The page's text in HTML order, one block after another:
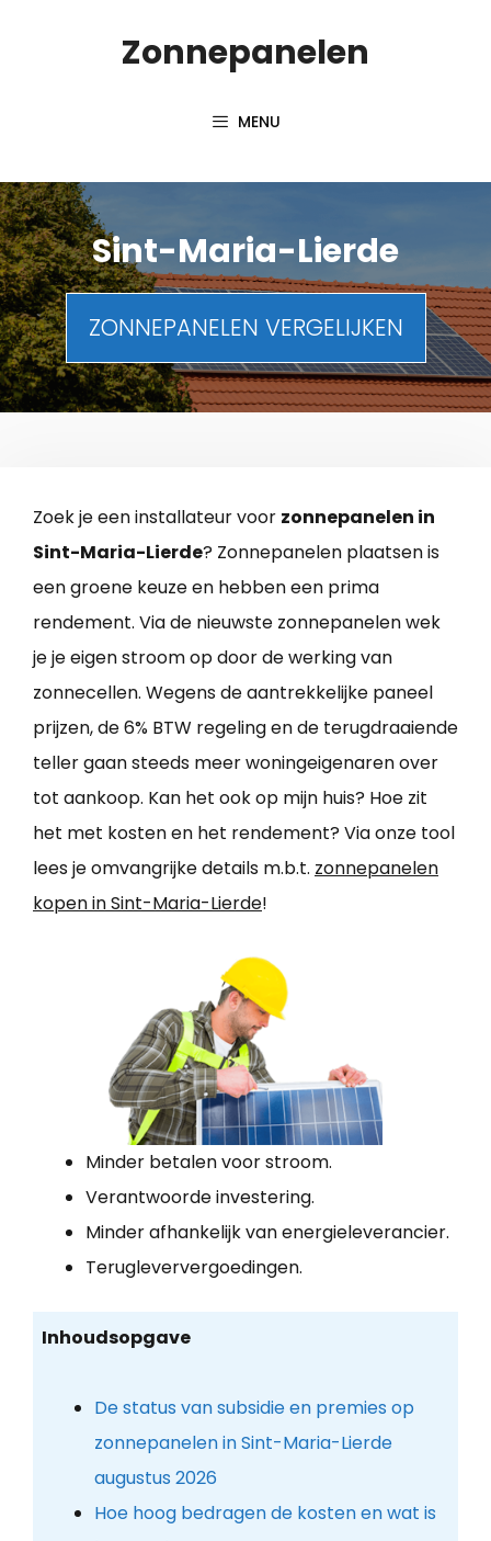
Zonnepanelen
MENU
Sint-Maria-Lierde
ZONNEPANELEN VERGELIJKEN
Zoek je een installateur voor zonnepanelen in
Sint-Maria-Lierde? Zonnepanelen plaatsen is
een groene keuze en hebben een prima
rendement. Via de nieuwste zonnepanelen wek
je je eigen stroom op door de werking van
zonnecellen. Wegens de aantrekkelijke paneel
prijzen, de 6% BTW regeling en de terugdraaiende
teller gaan steeds meer woningeigenaren over
tot aankoop. Kan het ook op mijn huis? Hoe zit
het met kosten en het rendement? Via onze tool
lees je omvangrijke details m.b.t. zonnepanelen
kopen in Sint-Maria-Lierde!
Minder betalen voor stroom.
Verantwoorde investering.
Minder afhankelijk van energieleverancier.
Terugleververgoedingen.
Inhoudsopgave
De status van subsidie en premies op
zonnepanelen in Sint-Maria-Lierde
augustus 2026
Hoe hoog bedragen de kosten en wat is